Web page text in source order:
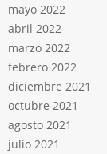
mayo 2022
abril 2022
marzo 2022
febrero 2022
diciembre 2021
octubre 2021
agosto 2021
julio 2021